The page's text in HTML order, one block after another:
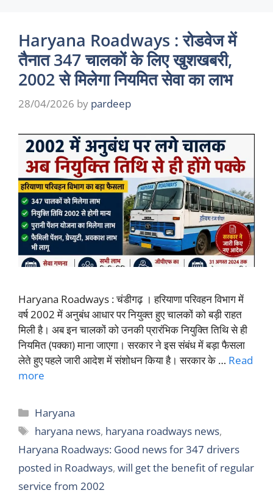
Haryana Roadways : रोडवेज में
तैनात 347 चालकों के लिए खुशखबरी,
2002 से मिलेगा नियमित सेवा का लाभ
28/04/2026 by pardeep
Haryana Roadways : चंडीगढ़ । हरियाणा परिवहन विभाग में
वर्ष 2002 में अनुबंध आधार पर नियुक्त हुए चालकों को बड़ी राहत
मिली है। अब इन चालकों को उनकी प्रारंभिक नियुक्ति तिथि से ही
नियमित (पक्का) माना जाएगा। सरकार ने इस संबंध में बड़ा फैसला
लेते हुए पहले जारी आदेश में संशोधन किया है। सरकार के … Read
more
Categories
Haryana
Tags
haryana news, haryana roadways news,
Haryana Roadways: Good news for 347 drivers
posted in Roadways, will get the benefit of regular
service from 2002